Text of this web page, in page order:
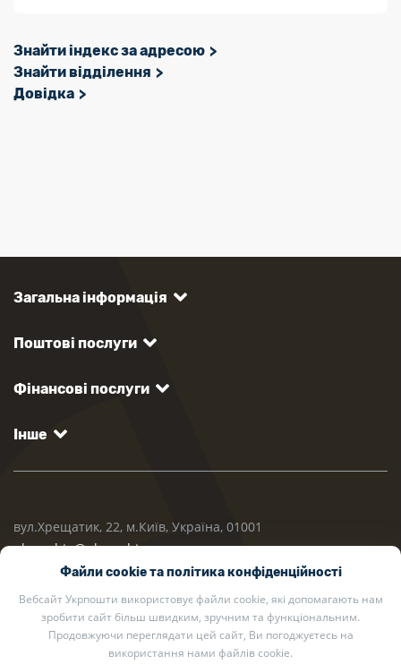
Знайти індекс за адресою
Знайти відділення
Довідка
Загальна інформація
Поштові послуги
Фінансові послуги
Інше
вул.Хрещатик, 22, м.Київ, Україна, 01001
ukrposhta@ukrposhta.ua
Файли cookie та політика конфіденційності
Вебсайт Укрпошти використовує файли cookie, які допомагають нам
зробити сайт більш швидким, зручним та функціональним.
Продовжуючи переглядати цей сайт, Ви погоджуєтесь на
використання нами файлів cookie.